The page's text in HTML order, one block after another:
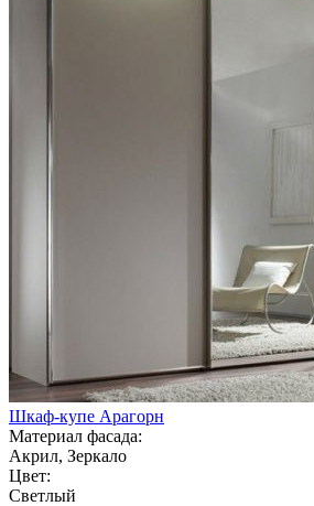
Шкаф-купе Арагорн
Материал фасада:
Акрил, Зеркало
Цвет:
Светлый